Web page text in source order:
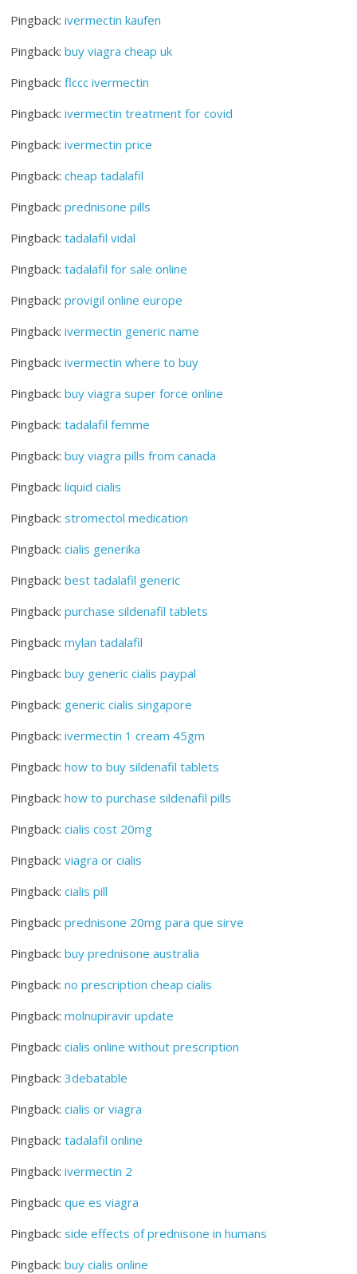
Pingback:ivermectin kaufen
Pingback:buy viagra cheap uk
Pingback:flccc ivermectin
Pingback:ivermectin treatment for covid
Pingback:ivermectin price
Pingback:cheap tadalafil
Pingback:prednisone pills
Pingback:tadalafil vidal
Pingback:tadalafil for sale online
Pingback:provigil online europe
Pingback:ivermectin generic name
Pingback:ivermectin where to buy
Pingback:buy viagra super force online
Pingback:tadalafil femme
Pingback:buy viagra pills from canada
Pingback:liquid cialis
Pingback:stromectol medication
Pingback:cialis generika
Pingback:best tadalafil generic
Pingback:purchase sildenafil tablets
Pingback:mylan tadalafil
Pingback:buy generic cialis paypal
Pingback: generic cialis singapore
Pingback:ivermectin 1 cream 45gm
Pingback:how to buy sildenafil tablets
Pingback:how to purchase sildenafil pills
Pingback:cialis cost 20mg
Pingback:viagra or cialis
Pingback:cialis pill
Pingback:prednisone 20mg para que sirve
Pingback:buy prednisone australia
Pingback:no prescription cheap cialis
Pingback:molnupiravir update
Pingback:cialis online without prescription
Pingback:3debatable
Pingback:cialis or viagra
Pingback:tadalafil online
Pingback:ivermectin 2
Pingback:que es viagra
Pingback:side effects of prednisone in humans
Pingback:buy cialis online